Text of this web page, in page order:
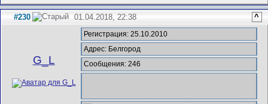
#230 01.04.2018, 22:38 ^
G_L
Регистрация: 25.10.2010
Адрес: Белгород
Сообщения: 246